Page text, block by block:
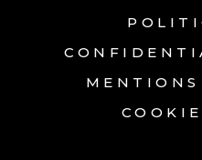
MENTIONS